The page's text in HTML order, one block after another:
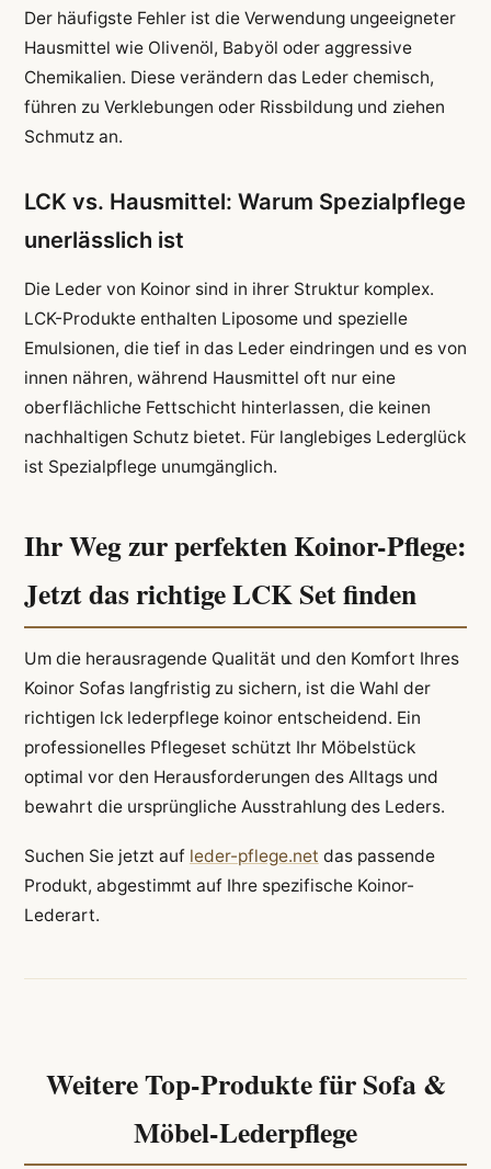
Der häufigste Fehler ist die Verwendung ungeeigneter
Hausmittel wie Olivenöl, Babyöl oder aggressive
Chemikalien. Diese verändern das Leder chemisch,
führen zu Verklebungen oder Rissbildung und ziehen
Schmutz an.
LCK vs. Hausmittel: Warum Spezialpflege
unerlässlich ist
Die Leder von Koinor sind in ihrer Struktur komplex.
LCK-Produkte enthalten Liposome und spezielle
Emulsionen, die tief in das Leder eindringen und es von
innen nähren, während Hausmittel oft nur eine
oberflächliche Fettschicht hinterlassen, die keinen
nachhaltigen Schutz bietet. Für langlebiges Lederglück
ist Spezialpflege unumgänglich.
Ihr Weg zur perfekten Koinor-Pflege:
Jetzt das richtige LCK Set finden
Um die herausragende Qualität und den Komfort Ihres
Koinor Sofas langfristig zu sichern, ist die Wahl der
richtigen lck lederpflege koinor entscheidend. Ein
professionelles Pflegeset schützt Ihr Möbelstück
optimal vor den Herausforderungen des Alltags und
bewahrt die ursprüngliche Ausstrahlung des Leders.
Suchen Sie jetzt auf leder-pflege.net das passende
Produkt, abgestimmt auf Ihre spezifische Koinor-
Lederart.
Weitere Top-Produkte für Sofa &
Möbel-Lederpflege